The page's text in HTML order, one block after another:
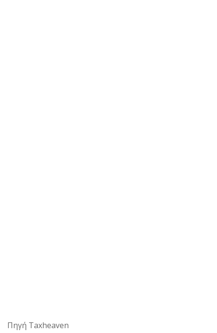
Πηγή Taxheaven